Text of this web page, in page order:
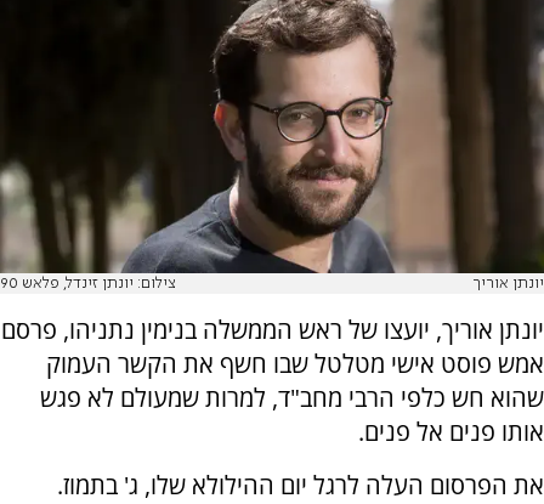
יונתן אוריך צילום: יונתן זינדל, פלאש 90
יונתן אוריך, יועצו של ראש הממשלה בנימין נתניהו, פרסם
אמש פוסט אישי מטלטל שבו חשף את הקשר העמוק
שהוא חש כלפי הרבי מחב"ד, למרות שמעולם לא פגש
אותו פנים אל פנים.
את הפרסום העלה לרגל יום ההילולא שלו, ג' בתמוז.